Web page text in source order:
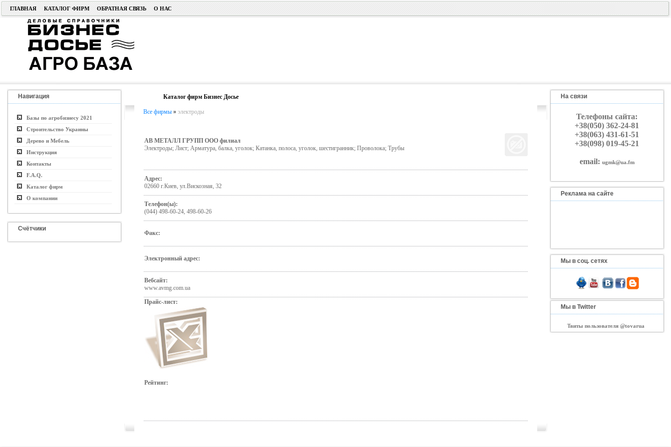
ГЛАВНАЯ КАТАЛОГ ФИРМ ОБРАТНАЯ СВЯЗЬ О НАС
Навигация
Базы по агробизнесу 2021
Строительство Украины
Дерево и Мебель
Инструкция
Контакты
F.A.Q.
Каталог фирм
О компании
Счётчики
Каталог фирм Бизнес Досье
Все фирмы» электроды
АВ МЕТАЛЛ ГРУПП ООО филиал
Электроды; Лист; Арматура, балка, уголок; Катанка, полоса, уголок, шестигранник; Проволока; Трубы
Адрес:
02660 г.Киев, ул.Вискозная, 32
Телефон(ы):
(044) 498-60-24, 498-60-26
Факс:
Электронный адрес:
Вебсайт:
www.avmg.com.ua
Прайс-лист:
Рейтинг:
На связи
Телефоны сайта:
+38(050) 362-24-81
+38(063) 431-61-51
+38(098) 019-45-21
email: ugmk@ua.fm
Реклама на сайте
Мы в соц. сетях
Мы в Twitter
Твиты пользователя @tovarua